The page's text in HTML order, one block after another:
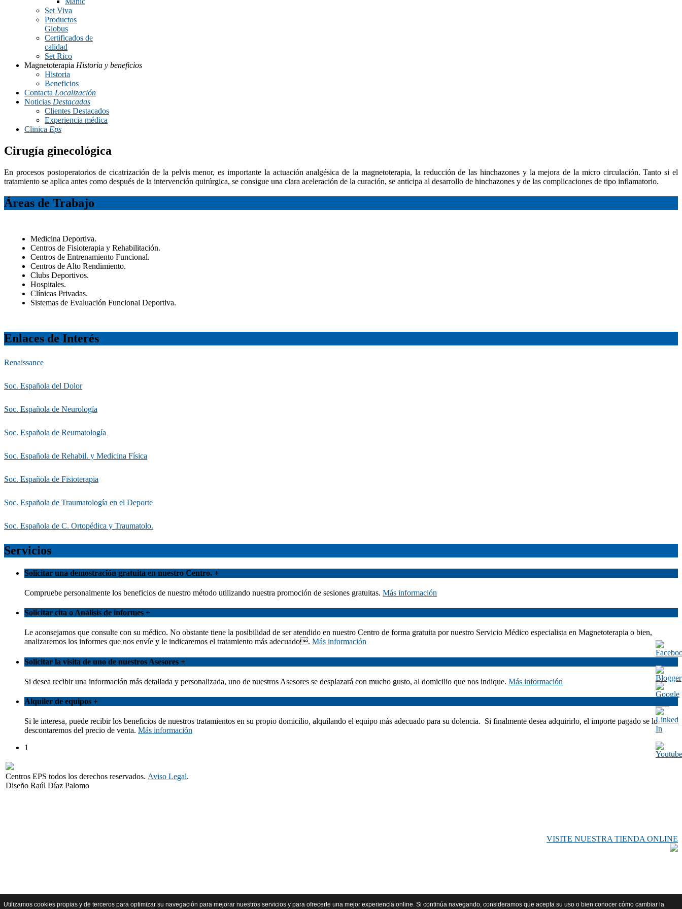
Set Viva
Productos
Globus
Certificados de
calidad
Set Rico
Magnetoterapia Historia y beneficios
Historia
Beneficios
Contacta Localización
Noticias Destacadas
Clientes Destacados
Experiencia médica
Clinica Eps
Cirugía ginecológica
En procesos postoperatorios de cicatrización de la pelvis menor, es importante la actuación analgésica de la magnetoterapia, la reducción de las hinchazones y la mejora de la micro circulación. Tanto si el
tratamiento se aplica antes como después de la intervención quirúrgica, se consigue una clara aceleración de la curación, se anticipa al desarrollo de hinchazones y de las complicaciones de tipo inflamatorio.
Áreas de Trabajo
Medicina Deportiva.
Centros de Fisioterapia y Rehabilitación.
Centros de Entrenamiento Funcional.
Centros de Alto Rendimiento.
Clubs Deportivos.
Hospitales.
Clínicas Privadas.
Sistemas de Evaluación Funcional Deportiva.
Enlaces de Interés
Renaissance
Soc. Española del Dolor
Soc. Española de Neurología
Soc. Española de Reumatología
Soc. Española de Rehabil. y Medicina Física
Soc. Española de Fisioterapia
Soc. Española de Traumatología en el Deporte
Soc. Española de C. Ortopédica y Traumatolo.
Servicios
Solicitar una demostración gratuita en nuestro Centro. +
Compruebe personalmente los beneficios de nuestro método utilizando nuestra promoción de sesiones gratuitas. Más información
Solicitar cita o Análisis de informes +
Le aconsejamos que consulte con su médico. No obstante tiene la posibilidad de ser atendido en nuestro Centro de forma gratuita por nuestro Servicio Médico especialista en Magnetoterapia o bien,
analizaremos los informes que nos envíe y le indicaremos el tratamiento más adecuado. Más información
Solicitar la visita de uno de nuestros Asesores +
Si desea recibir una información más detallada y personalizada, uno de nuestros Asesores se desplazará con mucho gusto, al domicilio que nos indique. Más información
Alquiler de equipos +
Si le interesa, puede recibir los beneficios de nuestros tratamientos en su propio domicilio, alquilando el equipo más adecuado para su dolencia. Si finalmente desea adquirirlo, el importe pagado se lo
descontaremos del precio de venta. Más información
1
Centros EPS todos los derechos reservados. Aviso Legal.
Diseño Raúl Díaz Palomo
VISITE NUESTRA TIENDA ONLINE
Utilizamos cookies propias y de terceros para optimizar su navegación para mejorar nuestros servicios y para ofrecerte una mejor experiencia online. Si continúa navegando, consideramos que acepta su uso o bien conocer cómo cambiar la